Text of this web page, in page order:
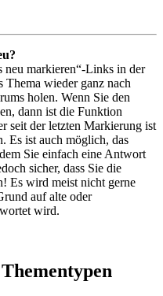
neu markieren“-Links in der
Thema wieder ganz nach
holen. Wenn Sie den
dann ist die Funktion
seit der letzten Markierung ist
Es ist auch möglich, das
Sie einfach eine Antwort
sicher, dass Sie die
Es wird meist nicht gerne
auf alte oder
wird.